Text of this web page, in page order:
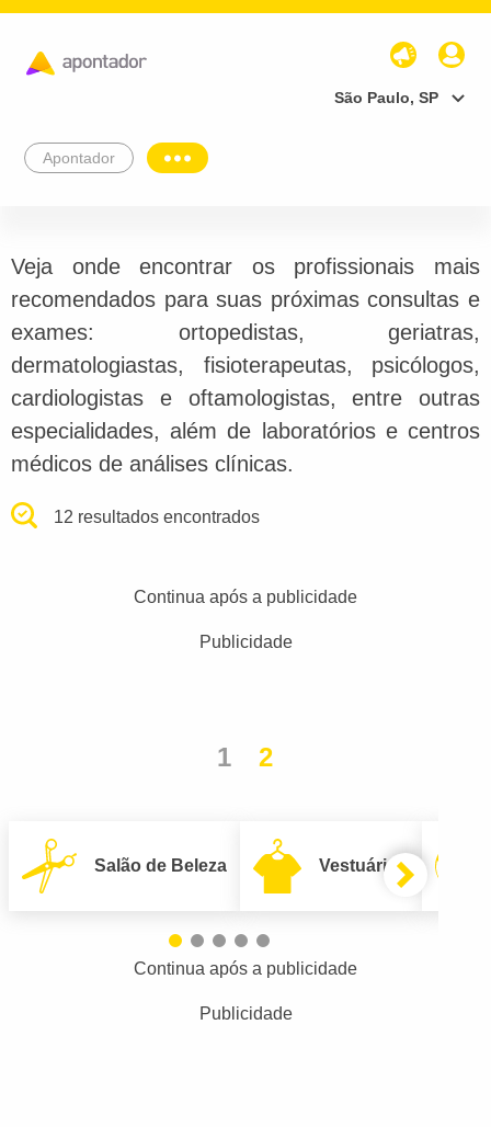
São Paulo, SP
Apontador
Veja onde encontrar os profissionais mais
recomendados para suas próximas consultas e
exames: ortopedistas, geriatras,
dermatologiastas, fisioterapeutas, psicólogos,
cardiologistas e oftamologistas, entre outras
especialidades, além de laboratórios e centros
médicos de análises clínicas.
12 resultados encontrados
Continua após a publicidade
Publicidade
1 2
Salão de Beleza Vestuário
Continua após a publicidade
Publicidade